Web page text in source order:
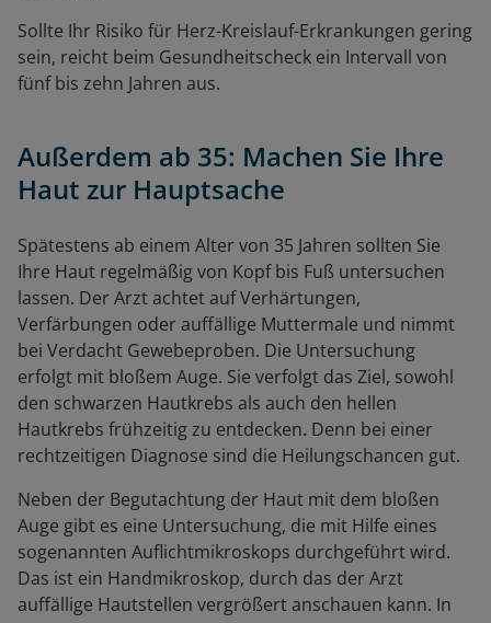
Sollte Ihr Risiko für Herz-Kreislauf-Erkrankungen gering
sein, reicht beim Gesundheitscheck ein Intervall von
fünf bis zehn Jahren aus.
Außerdem ab 35: Machen Sie Ihre
Haut zur Hauptsache
Spätestens ab einem Alter von 35 Jahren sollten Sie
Ihre Haut regelmäßig von Kopf bis Fuß untersuchen
lassen. Der Arzt achtet auf Verhärtungen,
Verfärbungen oder auffällige Muttermale und nimmt
bei Verdacht Gewebeproben. Die Untersuchung
erfolgt mit bloßem Auge. Sie verfolgt das Ziel, sowohl
den schwarzen Hautkrebs als auch den hellen
Hautkrebs frühzeitig zu entdecken. Denn bei einer
rechtzeitigen Diagnose sind die Heilungschancen gut.
Neben der Begutachtung der Haut mit dem bloßen
Auge gibt es eine Untersuchung, die mit Hilfe eines
sogenannten Auflichtmikroskops durchgeführt wird.
Das ist ein Handmikroskop, durch das der Arzt
auffällige Hautstellen vergrößert anschauen kann. In